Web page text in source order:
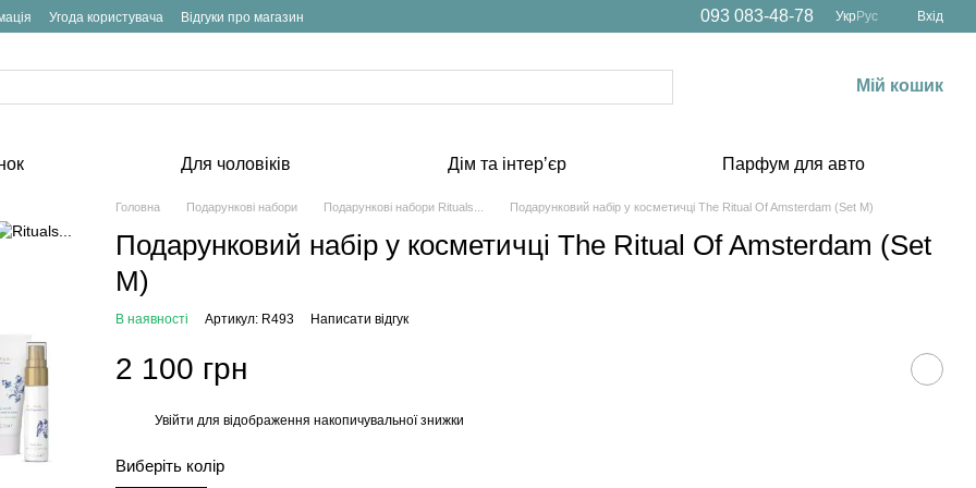
Угода користувача Відгуки про магазин 093 083-48-78 Укр Рус Вхід
Мій кошик
Для чоловіків Дім та інтерʼєр Парфум для авто
Головна Подарункові набори Подарункові набори Rituals... Подарунковий набір у косметичці The Ritual Of Amsterdam (Set M)
Подарунковий набір у косметичці The Ritual Of Amsterdam (Set
M)
В наявності Артикул: R493 Написати відгук
2 100 грн
Увійти для відображення накопичувальної знижки
Виберіть колір